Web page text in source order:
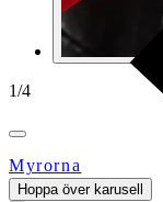
1/4
Myrorna
Hoppa över karusell